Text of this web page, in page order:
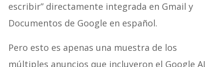
escribir” directamente integrada en Gmail y
Documentos de Google en español.
Pero esto es apenas una muestra de los
múltiples anuncios que incluyeron el Google AI